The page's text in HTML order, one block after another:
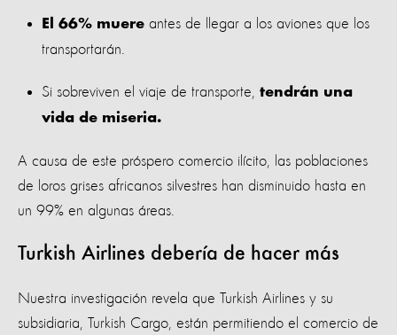
El 66% muere antes de llegar a los aviones que los
transportarán.
Si sobreviven el viaje de transporte, tendrán una
vida de miseria.
A causa de este próspero comercio ilícito, las poblaciones
de loros grises africanos silvestres han disminuido hasta en
un 99% en algunas áreas.
Turkish Airlines debería de hacer más
Nuestra investigación revela que Turkish Airlines y su
subsidiaria, Turkish Cargo, están permitiendo el comercio de